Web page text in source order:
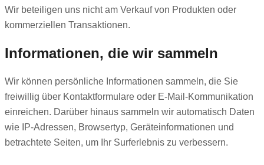
Wir beteiligen uns nicht am Verkauf von Produkten oder
kommerziellen Transaktionen.
Informationen, die wir sammeln
Wir können persönliche Informationen sammeln, die Sie
freiwillig über Kontaktformulare oder E-Mail-Kommunikation
einreichen. Darüber hinaus sammeln wir automatisch Daten
wie IP-Adressen, Browsertyp, Geräteinformationen und
betrachtete Seiten, um Ihr Surferlebnis zu verbessern.